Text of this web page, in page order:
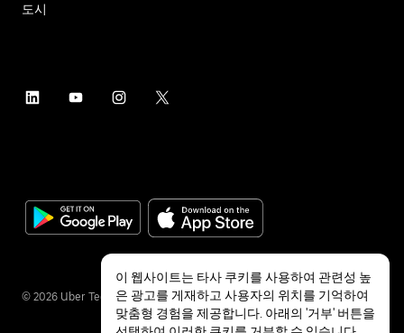
도시
© 2026 Uber Technologies Inc.
이 웹사이트는 타사 쿠키를 사용하여 관련성 높
은 광고를 게재하고 사용자의 위치를 기억하여
맞춤형 경험을 제공합니다. 아래의 '거부' 버튼을